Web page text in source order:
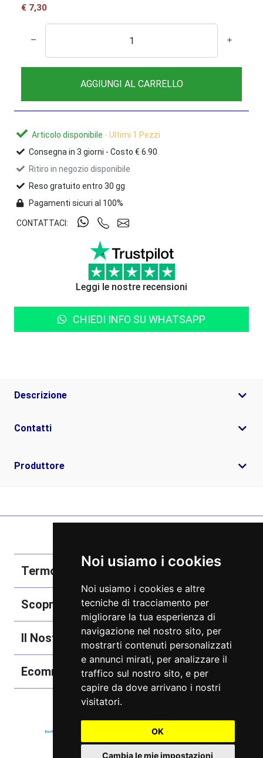
Noi usiamo i cookies
Noi usiamo i cookies e altre
tecniche di tracciamento per
migliorare la tua esperienza di
navigazione nel nostro sito, per
mostrarti contenuti personalizzati
e annunci mirati, per analizzare il
traffico sul nostro sito, e per
capire da dove arrivano i nostri
visitatori.
OK
Cambia le mie impostazioni
€ 7,30
AGGIUNGI AL CARRELLO
Articolo disponibile - Ultimi 1 Pezzi
Consegna in 3 giorni - Costo € 6.90
Ritiro in negozio disponibile
Reso gratuito entro 30 gg
Pagamenti sicuri al 100%
CONTATTACI:
Leggi le nostre recensioni
CHIEDI INFO SU WHATSAPP
Descrizione
Contatti
Produttore
Termobozzo Srl
Scoprici
Il Nostro Catalogo
Ecommerce